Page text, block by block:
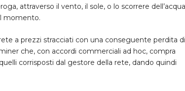
attraverso il vento, il sole, o lo scorrere
momento.
a prezzi stracciati con una conseguente perdita di
che, con accordi commerciali ad hoc, compra
corrisposti dal gestore della rete, dando quindi